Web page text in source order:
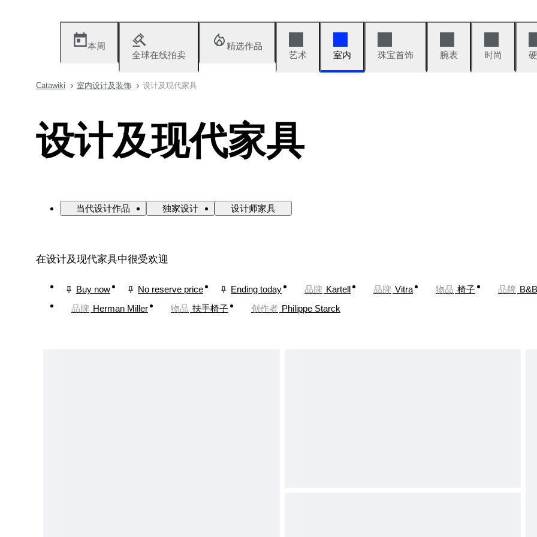
本周
全球在线拍卖
精选作品
艺术
室内 珠宝首饰 腕表 时尚
Catawiki 室内设计及装饰 设计及现代家具
设计及现代家具
当代设计作品 独家设计 设计师家具
在设计及现代家具中很受欢迎
Buy now No reserve price Ending today 品牌 Kartell 品牌 Vitra 物品 椅子 品牌
品牌 Herman Miller 物品 扶手椅子 创作者 Philippe Starck